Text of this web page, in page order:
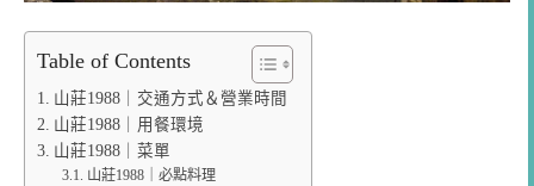
Table of Contents
山莊1988｜交通方式＆營業時間
山莊1988｜用餐環境
山莊1988｜菜單
山莊1988｜必點料理